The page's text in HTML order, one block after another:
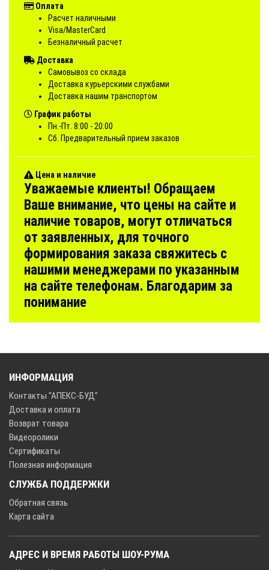
Оплата
Расчет наличными
Visa/MasterCard
Безналичный расчет
Доставка
Самовывоз со склада
Доставка курьерскими службами
Доставка нашим транспортом
График работы
Пн.-Пт. 8:00 - 20:00
Сб. Предварительный прием заказов
Цена и наличие
Уважаемые клиенты! Обращаем
Ваше внимание, что цены на сайте и
наличие товаров, могут отличаться
от заявленных, для точного
формирования заказа свяжитесь с
нашими менеджерами по указанным
на сайте телефонам. Благодарим за
понимание
ИНФОРМАЦИЯ
Контакты "АПЕКС-БУД"
Доставка и оплата
Возврат товара
Видеоролики
Сертификаты
Полезная информация
СЛУЖБА ПОДДЕРЖКИ
Обратная связь
Карта сайта
АДРЕС И ВРЕМЯ РАБОТЫ ШОУ-РУМА